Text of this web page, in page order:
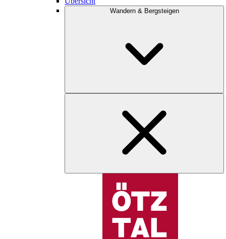
Wandern & Bergsteigen